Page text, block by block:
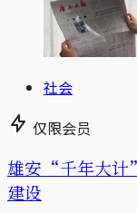
社会
仅限会员
雄安“千年大计
建设